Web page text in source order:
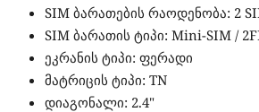
SIM ბარათების რაოდენობა: 2
SIM ბარათის ტიპი: Mini-SIM /
ეკრანის ტიპი: ფერადი
მატრიცის ტიპი: TN
დიაგონალი: 2.4"